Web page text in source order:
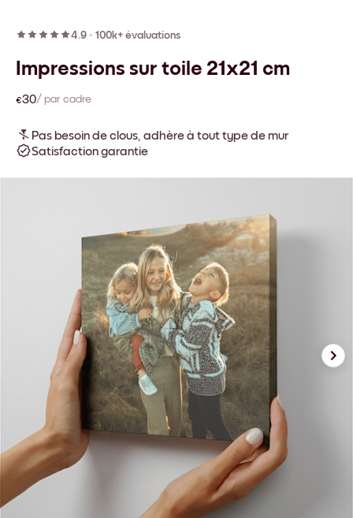
4.9 · 100k+ évaluations
Impressions sur toile 21x21 cm
€30/ par cadre
Pas besoin de clous, adhère à tout type de mur
Satisfaction garantie